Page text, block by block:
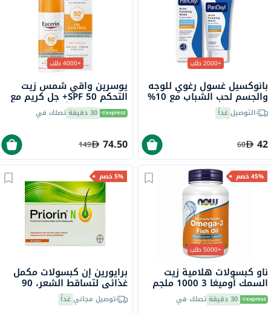
+2000 طلب
بانوكسيل غسول رغوي للوجه
والجسم لحب الشباب مع 10%
بيروكسيد البنزويل 156 جرام
التوصيلغداً
42
60
+4000 طلب
يوسرين واقي شمس زيت
التحكم SPF 50+ جل كريم مع
لمسة جافة وتأثير مضاد
لللمعان للبشرة المعرضة
30 دقيقة تصلك في
74.50
149
45% خصم
+5000 طلب
ناو كبسولات هلامية زيت
السمك أوميغا 3 1000 ملجم
180 EPA / 120 DHA حزمة من
100 30 دقيقة تصلك في
5% خصم
برايورين إن كبسولات مكمل
غذائي لتساقط الشعر، 90
كبسولة
توصيل مجانيغداً